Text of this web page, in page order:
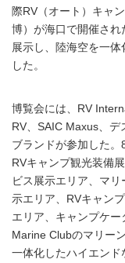
際RV（オート）キャ
博）が海口で開催され
展示し、陸海空を一
した。
博覧会には、RV
RV、SAIC Maxus、
ブランドが参加した。
RVキャンプ観光装備
ビス展示エリア、マ
示エリア、RVキャン
エリア、キャンプケ
Marine Clubのマリー
一体化したハイエンド